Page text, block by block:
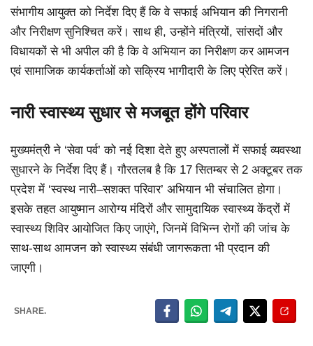
संभागीय आयुक्त को निर्देश दिए हैं कि वे सफाई अभियान की निगरानी
और निरीक्षण सुनिश्चित करें। साथ ही, उन्होंने मंत्रियों, सांसदों और
विधायकों से भी अपील की है कि वे अभियान का निरीक्षण कर आमजन
एवं सामाजिक कार्यकर्ताओं को सक्रिय भागीदारी के लिए प्रेरित करें।
नारी स्वास्थ्य सुधार से मजबूत होंगे परिवार
मुख्यमंत्री ने ‘सेवा पर्व’ को नई दिशा देते हुए अस्पतालों में सफाई व्यवस्था
सुधारने के निर्देश दिए हैं। गौरतलब है कि 17 सितम्बर से 2 अक्टूबर तक
प्रदेश में ‘स्वस्थ नारी–सशक्त परिवार’ अभियान भी संचालित होगा।
इसके तहत आयुष्मान आरोग्य मंदिरों और सामुदायिक स्वास्थ्य केंद्रों में
स्वास्थ्य शिविर आयोजित किए जाएंगे, जिनमें विभिन्न रोगों की जांच के
साथ-साथ आमजन को स्वास्थ्य संबंधी जागरूकता भी प्रदान की
जाएगी।
SHARE.